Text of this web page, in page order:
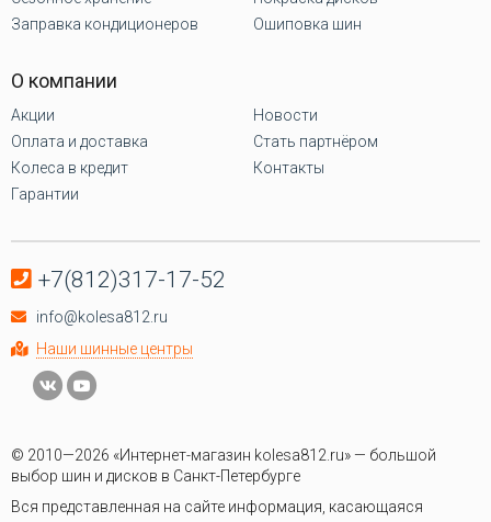
Заправка кондиционеров
Ошиповка шин
О компании
Акции
Оплата и доставка
Колеса в кредит
Гарантии
Новости
Стать партнёром
Контакты
+7(812)317-17-52
info@kolesa812.ru
Наши шинные центры
© 2010—2026 «Интернет-магазин kolesa812.ru» — большой
выбор шин и дисков в Санкт-Петербурге
Вся представленная на сайте информация, касающаяся